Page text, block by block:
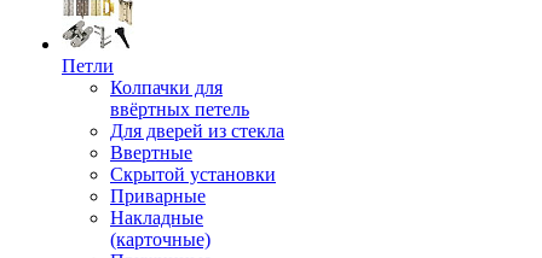
Петли
Колпачки для
ввёртных петель
Для дверей из стекла
Ввертные
Скрытой установки
Приварные
Накладные
(карточные)